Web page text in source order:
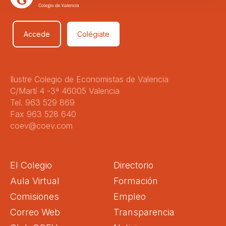
Accede Colégiate
Ilustre Colegio de Economistas de Valencia
C/Martí 4 -3ª 46005 Valencia
Tel. 963 529 869
Fax 963 528 640
coev@coev.com
El Colegio
Directorio
Aula Virtual
Formación
Comisiones
Empleo
Correo Web
Transparencia